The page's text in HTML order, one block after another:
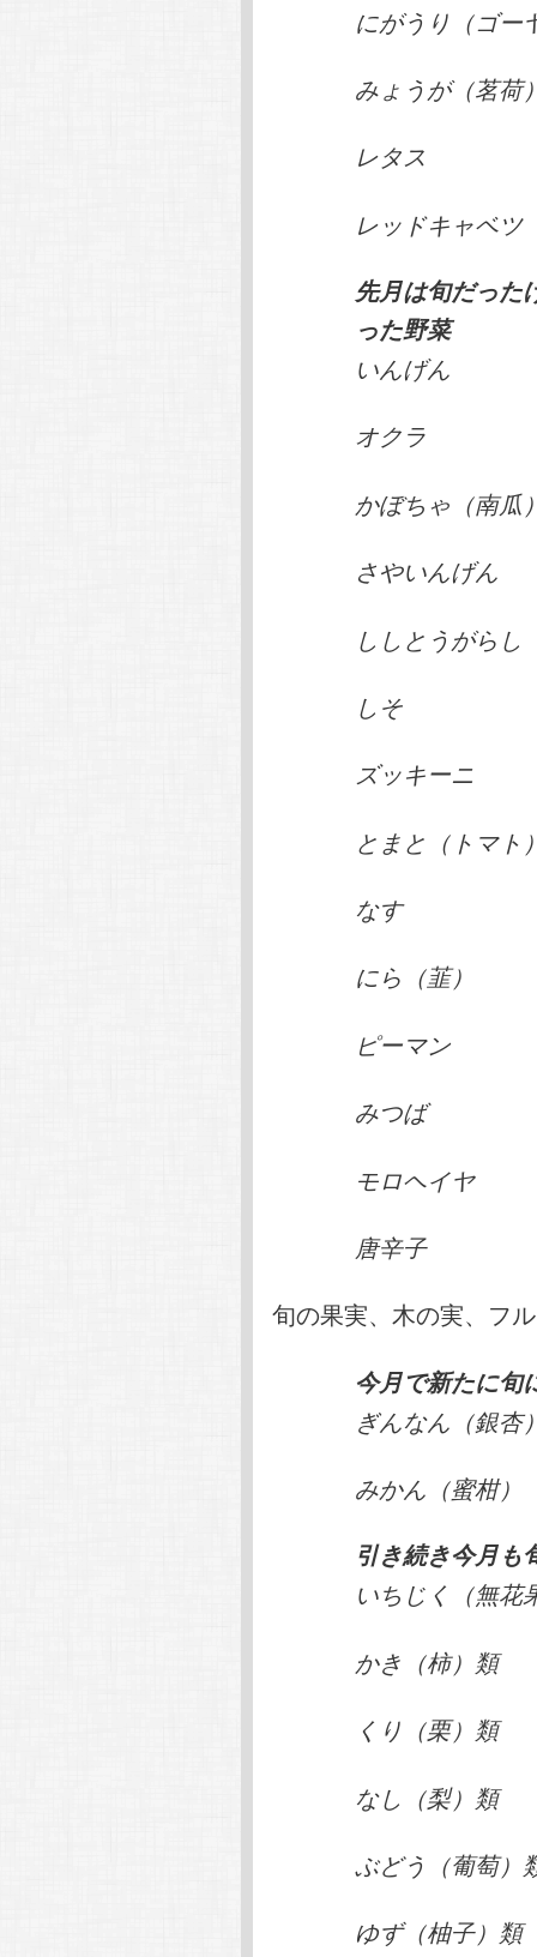
にがうり（ゴー
みょうが（茗荷
レタス
レッドキャベツ
先月は旬だった
った野菜
いんげん
オクラ
かぼちゃ（南瓜
さやいんげん
ししとうがらし
しそ
ズッキーニ
とまと（トマト
なす
にら（韮）
ピーマン
みつば
モロヘイヤ
唐辛子
旬の果実、木の実、フ
今月で新たに旬
ぎんなん（銀杏
みかん（蜜柑）
引き続き今月も
いちじく（無花
かき（柿）類
くり（栗）類
なし（梨）類
ぶどう（葡萄）
ゆず（柚子）類